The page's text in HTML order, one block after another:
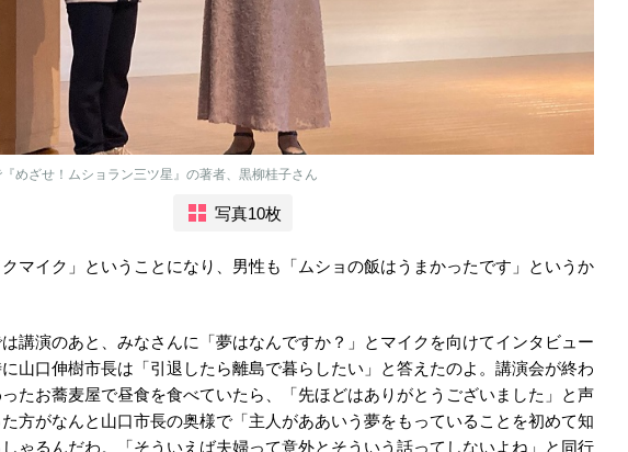
めざせ！ムショラン三ツ星』の著者、黒柳桂子さん
写真10枚
クマイク」ということになり、男性も「ムショの飯はうまかったです」というか
講演のあと、みなさんに「夢はなんですか？」とマイクを向けてインタビュー
山口伸樹市長は「引退したら離島で暮らしたい」と答えたのよ。講演会が終わ
たお蕎麦屋で昼食を食べていたら、「先ほどはありがとうございました」と声
方がなんと山口市長の奥様で「主人がああいう夢をもっていることを初めて知
ゃるんだわ。「そういえば夫婦って意外とそういう話ってしないよね」と同行